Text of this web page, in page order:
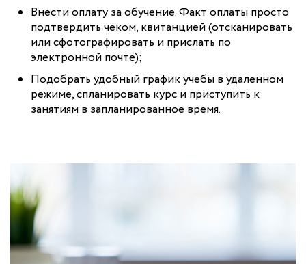
Внести оплату за обучение. Факт оплаты просто
подтвердить чеком, квитанцией (отсканировать
или сфотографировать и прислать по
электронной почте);
Подобрать удобный график учебы в удаленном
режиме, спланировать курс и приступить к
занятиям в запланированное время.